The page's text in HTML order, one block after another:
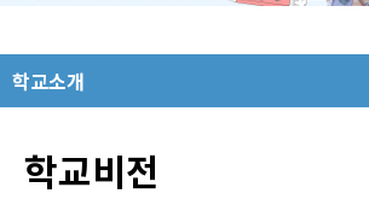
학교소개
학교비전